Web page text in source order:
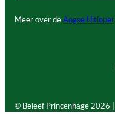
Meer over deAogse Uitloper
© Beleef Princenhage 2026 |